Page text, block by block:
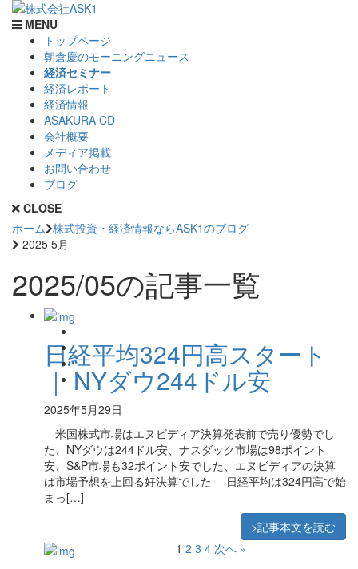
MENU
トップページ
朝倉慶のモーニングニュース
経済セミナー
経済レポート
経済情報
ASAKURA CD
会社概要
メディア掲載
お問い合わせ
ブログ
CLOSE
ホーム 株式投資・経済情報ならASK1のブログ
2025 5月
2025/05の記事一覧
日経平均324円高スタート
｜ NYダウ244ドル安
2025年5月29日
米国株式市場はエヌビディア決算発表前で売り優勢でし
た、NYダウは244ドル安、ナスダック市場は98ポイント
安、S&P市場も32ポイント安でした、エヌビディアの決算
は市場予想を上回る好決算でした 日経平均は324円高で始
まっ[…]
>記事本文を読む
1 2 3 4 次へ »